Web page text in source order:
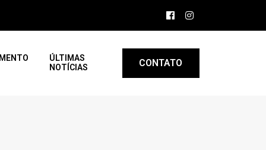
ÚLTIMAS
NOTÍCIAS
CONTATO